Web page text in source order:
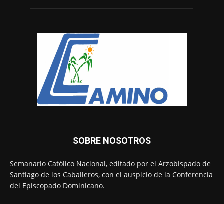
SOBRE NOSOTROS
Semanario Católico Nacional, editado por el Arzobispado de
Santiago de los Caballeros, con el auspicio de la Conferencia
del Episcopado Dominicano.